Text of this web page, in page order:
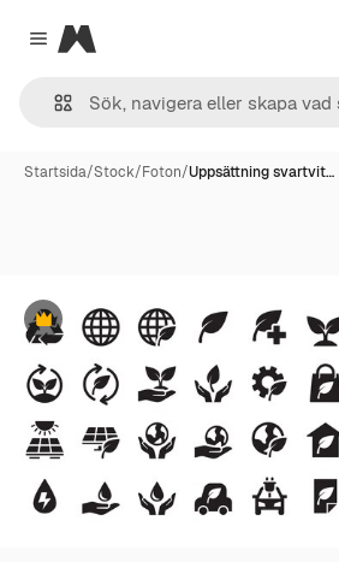
Close menu
Magnific
Startsida/Stock/Foton/Uppsättning svartvit…
Premie